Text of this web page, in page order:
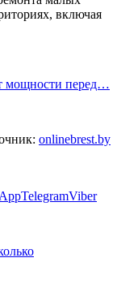
включая
мощности перед…
onlinebrest.by
TelegramViber